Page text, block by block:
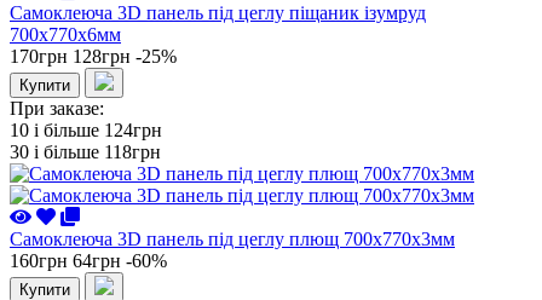
Самоклеюча 3D панель під цеглу піщаник ізумруд
700x770x6мм
170грн 128грн -25%
Купити
При заказе:
10 i більше 124грн
30 i більше 118грн
Самоклеюча 3D панель під цеглу плющ 700x770x3мм
160грн 64грн -60%
Купити